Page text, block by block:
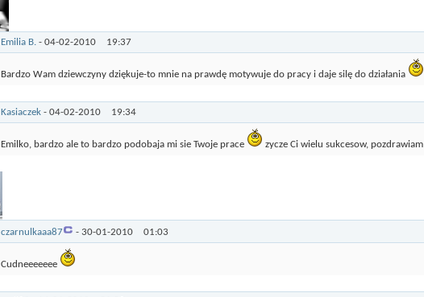
Emilia B. - 04-02-2010 19:37
Bardzo Wam dziewczyny dziękuje-to mnie na prawdę motywuje do pracy i daje silę do działania
Kasiaczek - 04-02-2010 19:34
Emilko, bardzo ale to bardzo podobaja mi sie Twoje prace zycze Ci wielu sukcesow, pozdrawiam
czarnulkaaa87 - 30-01-2010 01:03
Cudneeeeeee